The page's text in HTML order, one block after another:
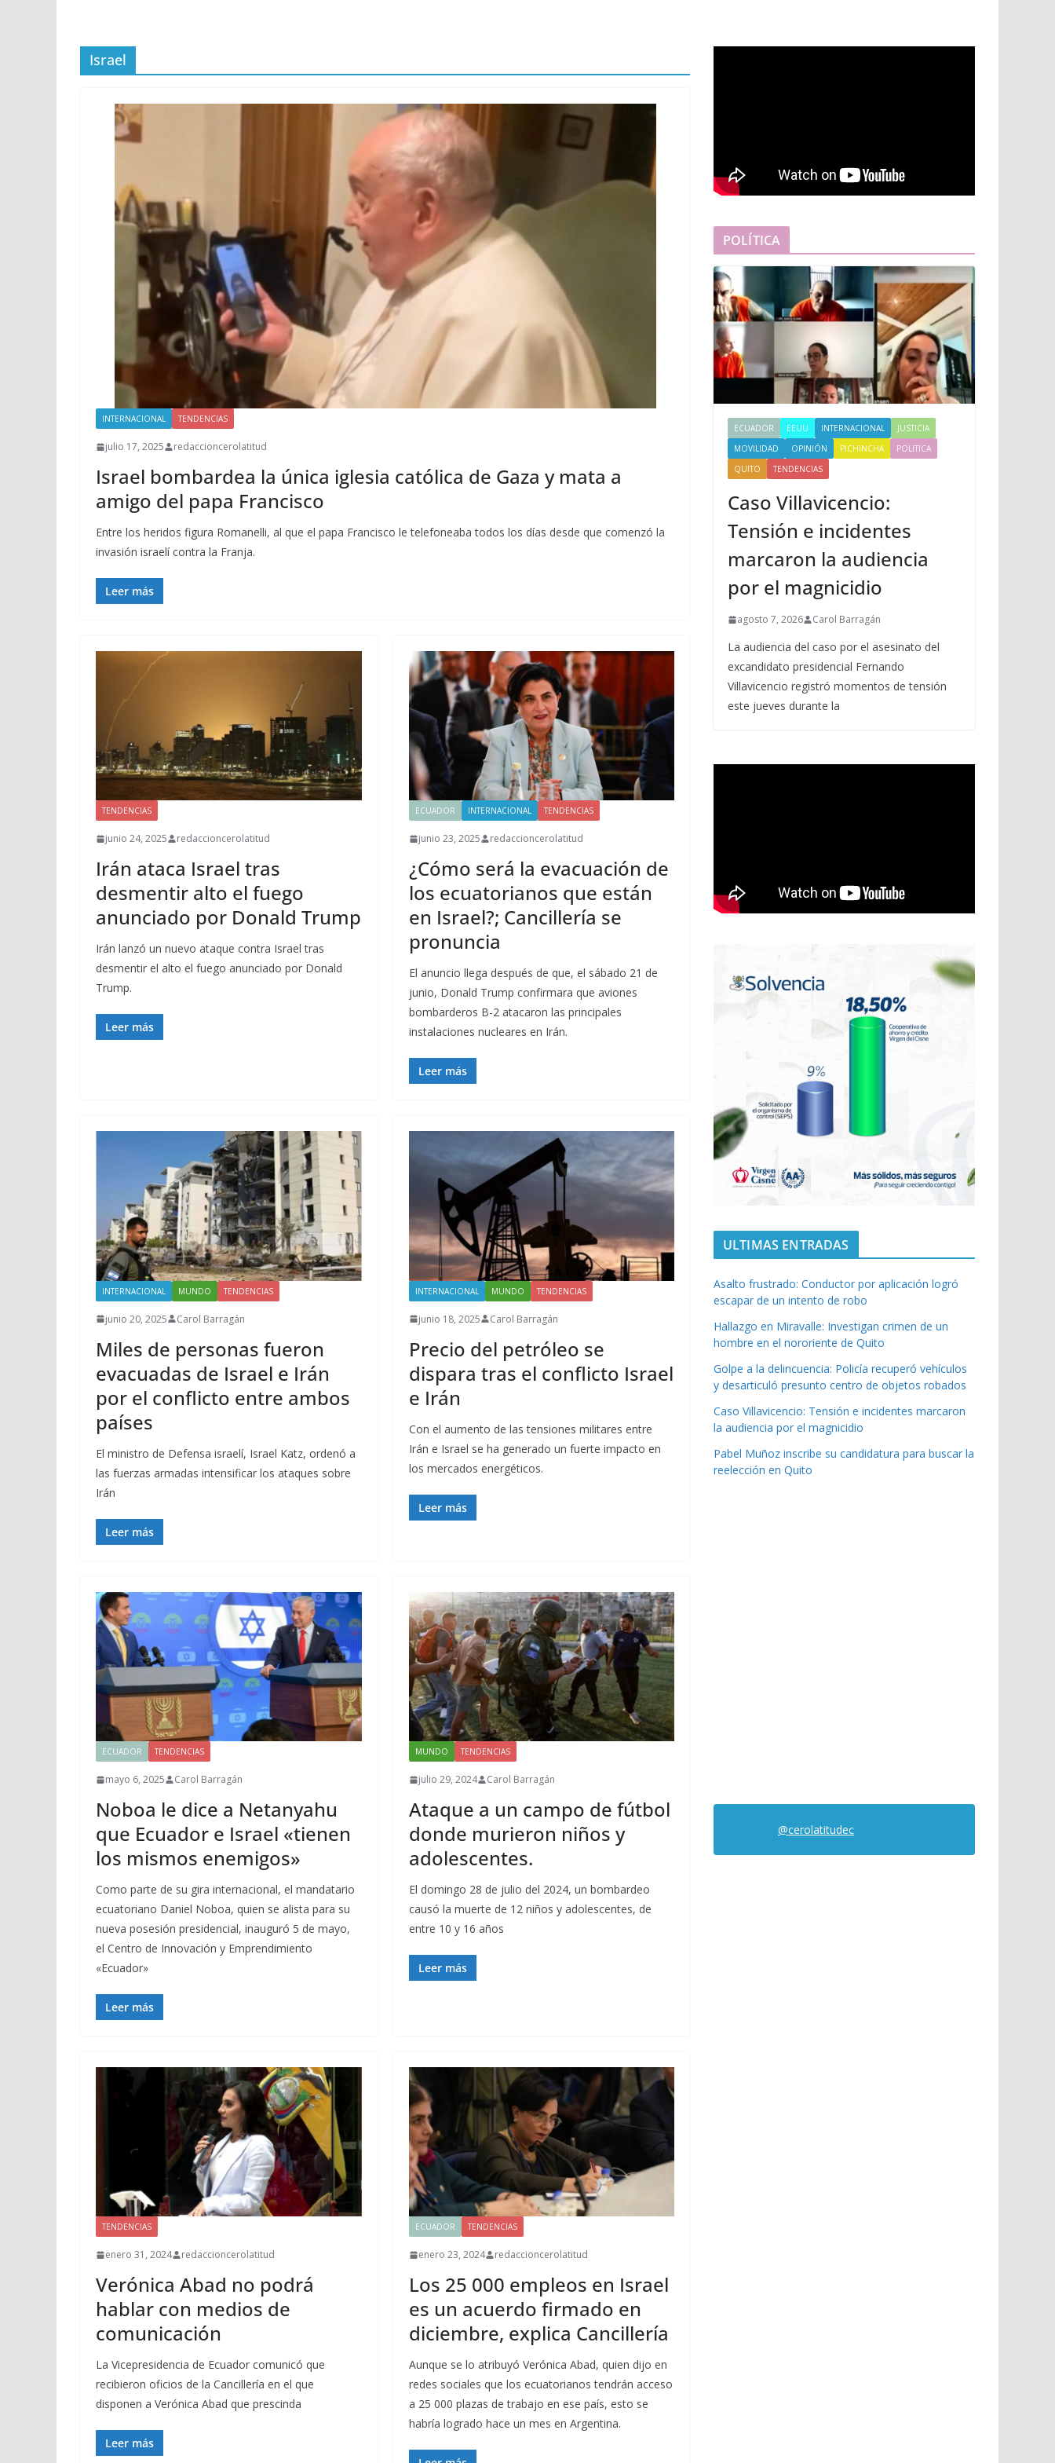
Israel
INTERNACIONAL TENDENCIAS
julio 17, 2025 redaccioncerolatitud
Israel bombardea la única iglesia católica de Gaza y mata a
amigo del papa Francisco
Entre los heridos figura Romanelli, al que el papa Francisco le telefoneaba todos los días desde que comenzó la
invasión israelí contra la Franja.
Leer más
TENDENCIAS
junio 24, 2025 redaccioncerolatitud
Irán ataca Israel tras
desmentir alto el fuego
anunciado por Donald Trump
Irán lanzó un nuevo ataque contra Israel tras
desmentir el alto el fuego anunciado por Donald
Trump.
Leer más
ECUADOR INTERNACIONAL TENDENCIAS
junio 23, 2025 redaccioncerolatitud
¿Cómo será la evacuación de
los ecuatorianos que están
en Israel?; Cancillería se
pronuncia
El anuncio llega después de que, el sábado 21 de
junio, Donald Trump confirmara que aviones
bombarderos B-2 atacaron las principales
instalaciones nucleares en Irán.
Leer más
INTERNACIONAL MUNDO TENDENCIAS
junio 20, 2025 Carol Barragán
Miles de personas fueron
evacuadas de Israel e Irán
por el conflicto entre ambos
países
El ministro de Defensa israelí, Israel Katz, ordenó a
las fuerzas armadas intensificar los ataques sobre
Irán
Leer más
INTERNACIONAL MUNDO TENDENCIAS
junio 18, 2025 Carol Barragán
Precio del petróleo se
dispara tras el conflicto Israel
e Irán
Con el aumento de las tensiones militares entre
Irán e Israel se ha generado un fuerte impacto en
los mercados energéticos.
Leer más
ECUADOR TENDENCIAS
mayo 6, 2025 Carol Barragán
Noboa le dice a Netanyahu
que Ecuador e Israel «tienen
los mismos enemigos»
Como parte de su gira internacional, el mandatario
ecuatoriano Daniel Noboa, quien se alista para su
nueva posesión presidencial, inauguró 5 de mayo,
el Centro de Innovación y Emprendimiento
«Ecuador»
Leer más
MUNDO TENDENCIAS
julio 29, 2024 Carol Barragán
Ataque a un campo de fútbol
donde murieron niños y
adolescentes.
El domingo 28 de julio del 2024, un bombardeo
causó la muerte de 12 niños y adolescentes, de
entre 10 y 16 años
Leer más
TENDENCIAS
enero 31, 2024 redaccioncerolatitud
Verónica Abad no podrá
hablar con medios de
comunicación
La Vicepresidencia de Ecuador comunicó que
recibieron oficios de la Cancillería en el que
disponen a Verónica Abad que prescinda
Leer más
ECUADOR TENDENCIAS
enero 23, 2024 redaccioncerolatitud
Los 25 000 empleos en Israel
es un acuerdo firmado en
diciembre, explica Cancillería
Aunque se lo atribuyó Verónica Abad, quien dijo en
redes sociales que los ecuatorianos tendrán acceso
a 25 000 plazas de trabajo en ese país, esto se
habría logrado hace un mes en Argentina.
POLÍTICA
ECUADOR EEUU INTERNACIONAL
JUSTICIA
MOVILIDAD
OPINIÓN PICHINCHA
POLITICA
QUITO
TENDENCIAS
Caso Villavicencio:
Tensión e incidentes
marcaron la audiencia
por el magnicidio
agosto 7, 2026 Carol Barragán
La audiencia del caso por el asesinato del
excandidato presidencial Fernando
Villavicencio registró momentos de tensión
este jueves durante la
ULTIMAS ENTRADAS
Asalto frustrado: Conductor por aplicación logró
escapar de un intento de robo
Hallazgo en Miravalle: Investigan crimen de un
hombre en el nororiente de Quito
Golpe a la delincuencia: Policía recuperó vehículos
y desarticuló presunto centro de objetos robados
Caso Villavicencio: Tensión e incidentes marcaron
la audiencia por el magnicidio
Pabel Muñoz inscribe su candidatura para buscar la
reelección en Quito
@cerolatitudec